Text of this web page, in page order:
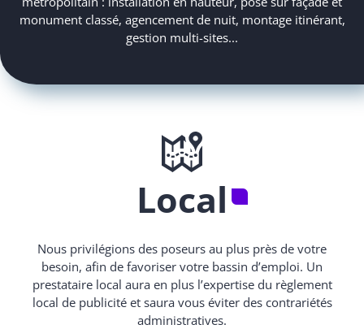
monument classé, agencement de nuit, montage itinérant,
gestion multi-sites...
Local
Nous privilégions des poseurs au plus près de votre
besoin, afin de favoriser votre bassin d’emploi. Un
prestataire local aura en plus l’expertise du règlement
local de publicité et saura vous éviter des contrariétés
administratives.